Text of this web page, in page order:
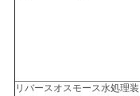
リバースオスモース水処理装